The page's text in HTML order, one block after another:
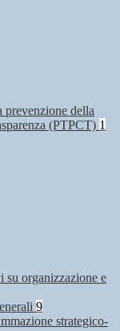
prevenzione della
(PTPCT) 1
organizzazione e
9
strategico-